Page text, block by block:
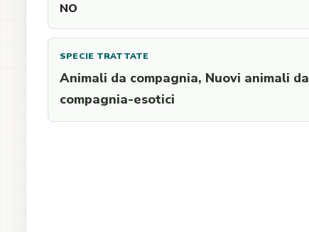
NO
SPECIE TRATTATE
Animali da compagnia, Nuovi animali da
compagnia-esotici